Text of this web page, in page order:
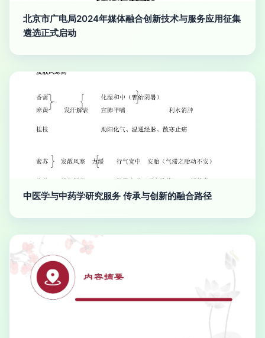
北京市广电局2024年媒体融合创新技术与服务应用征集
遴选正式启动
中医学与中药学研究服务 传承与创新的融合路径